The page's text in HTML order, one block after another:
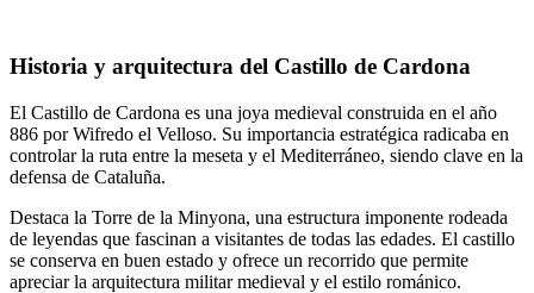
Historia y arquitectura del Castillo de Cardona
El Castillo de Cardona es una joya medieval construida en el año
886 por Wifredo el Velloso. Su importancia estratégica radicaba en
controlar la ruta entre la meseta y el Mediterráneo, siendo clave en la
defensa de Cataluña.
Destaca la Torre de la Minyona, una estructura imponente rodeada
de leyendas que fascinan a visitantes de todas las edades. El castillo
se conserva en buen estado y ofrece un recorrido que permite
apreciar la arquitectura militar medieval y el estilo románico.